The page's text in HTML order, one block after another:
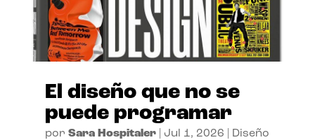
El diseño que no se
puede programar
por Sara Hospitaler| Jul 1, 2026 Diseño